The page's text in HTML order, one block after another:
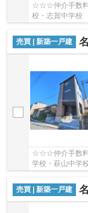
☆☆☆仲介手数料
校・志賀中学校
売買 | 新築一戸建 名
☆☆☆仲介手数料
学校・萩山中学
売買 | 新築一戸建 名